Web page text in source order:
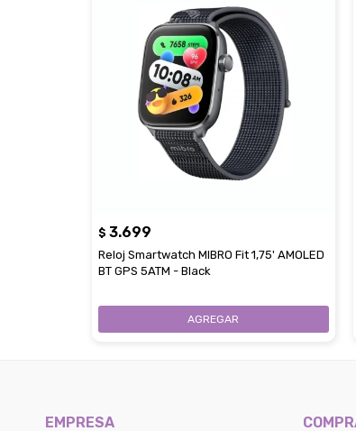
$ 3.699
Reloj Smartwatch MIBRO Fit 1,75' AMOLED
BT GPS 5ATM - Black
EMPRESA